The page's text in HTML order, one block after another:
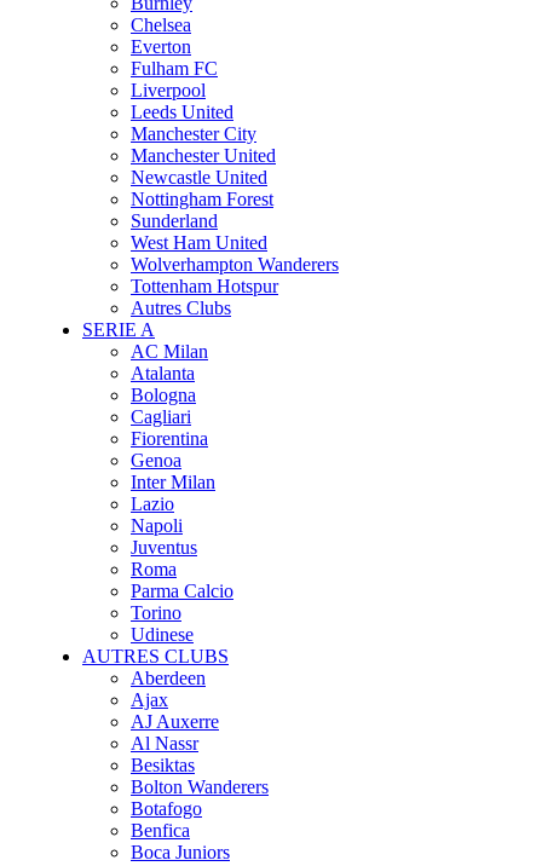
Chelsea
Everton
Fulham FC
Liverpool
Leeds United
Manchester City
Manchester United
Newcastle United
Nottingham Forest
Sunderland
West Ham United
Wolverhampton Wanderers
Tottenham Hotspur
Autres Clubs
SERIE A
AC Milan
Atalanta
Bologna
Cagliari
Fiorentina
Genoa
Inter Milan
Lazio
Napoli
Juventus
Roma
Parma Calcio
Torino
Udinese
AUTRES CLUBS
Aberdeen
Ajax
AJ Auxerre
Al Nassr
Besiktas
Bolton Wanderers
Botafogo
Benfica
Boca Juniors